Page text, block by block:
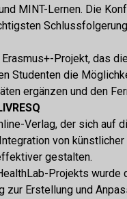
MINT-Lernen. Die
Projekt, das
Studenten die
ergänzen und den
Verlag, der sich auf
von
gestalten.
Projekts
zur Erstellung und